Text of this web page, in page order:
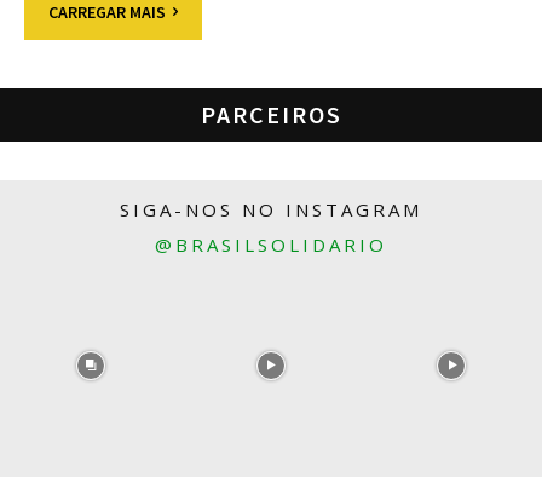
CARREGAR MAIS
PARCEIROS
SIGA-NOS NO INSTAGRAM
@BRASILSOLIDARIO